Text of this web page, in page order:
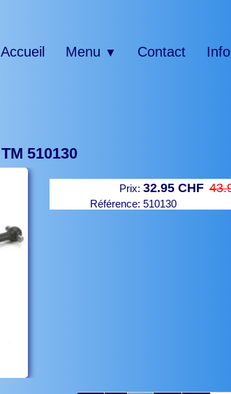
Accueil Menu ▼ Contact
TM 510130
Prix: 32.95 CHF
Référence: 510130